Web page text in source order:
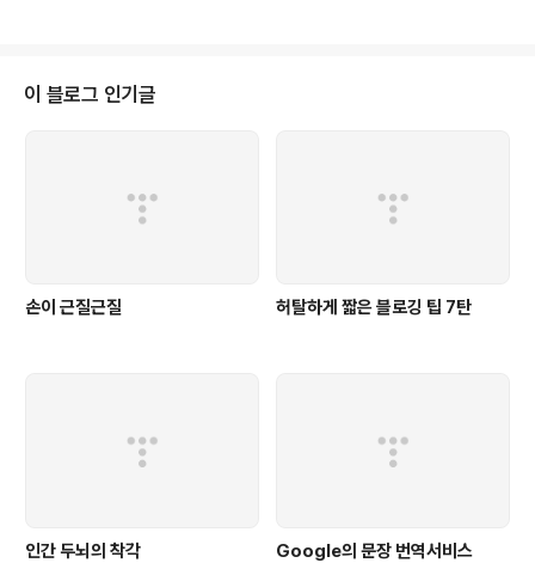
딸랑 한장 있습니다.(그것도 제 기준이라 상당히..머쓱~ 게
다가 이미 예전에 올렸던 사진입니다. 헐~) 여기가 공기층
이 블로그 인기글
손이 근질근질 허탈하게 짧은 블로깅 팁 7탄
인간 두뇌의 착각 Google의 문장 번역서비스